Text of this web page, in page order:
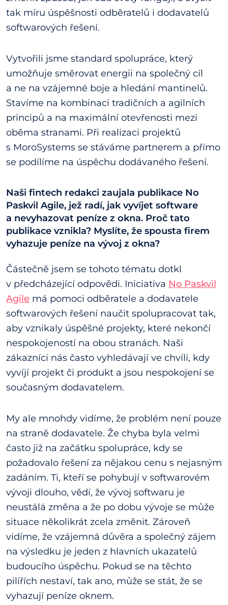
tak míru úspěšnosti odběratelů i dodavatelů
softwarových řešení.
Vytvořili jsme standard spolupráce, který
umožňuje směrovat energii na společný cíl
a ne na vzájemné boje a hledání mantinelů.
Stavíme na kombinaci tradičních a agilních
principů a na maximální otevřenosti mezi
oběma stranami. Při realizaci projektů
s MoroSystems se stáváme partnerem a přímo
se podílíme na úspěchu dodávaného řešení.
Naši fintech redakci zaujala publikace No
Paskvil Agile, jež radí, jak vyvíjet software
a nevyhazovat peníze z okna. Proč tato
publikace vznikla? Myslíte, že spousta firem
vyhazuje peníze na vývoj z okna?
Částečně jsem se tohoto tématu dotkl
v předcházející odpovědi. Iniciativa No Paskvil
Agile má pomoci odběratele a dodavatele
softwarových řešení naučit spolupracovat tak,
aby vznikaly úspěšné projekty, které nekončí
nespokojeností na obou stranách. Naši
zákazníci nás často vyhledávají ve chvíli, kdy
vyvíjí projekt či produkt a jsou nespokojení se
současným dodavatelem.
My ale mnohdy vidíme, že problém není pouze
na straně dodavatele. Že chyba byla velmi
často již na začátku spolupráce, kdy se
požadovalo řešení za nějakou cenu s nejasným
zadáním. Ti, kteří se pohybují v softwarovém
vývoji dlouho, vědí, že vývoj softwaru je
neustálá změna a že po dobu vývoje se může
situace několikrát zcela změnit. Zároveň
vidíme, že vzájemná důvěra a společný zájem
na výsledku je jeden z hlavních ukazatelů
budoucího úspěchu. Pokud se na těchto
pilířích nestaví, tak ano, může se stát, že se
vyhazují peníze oknem.